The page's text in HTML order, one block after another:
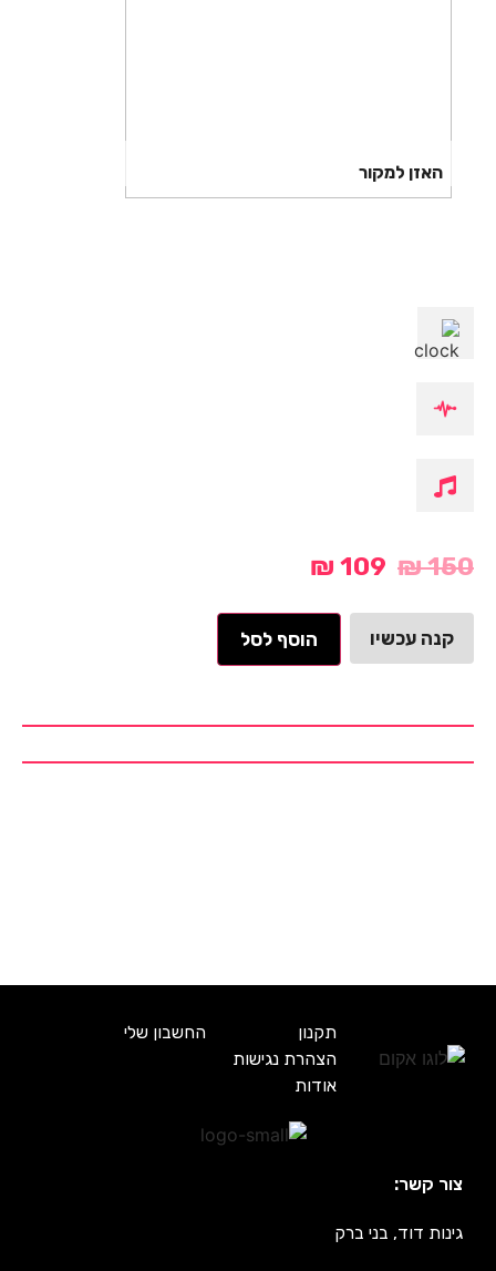
האזן למקור
₪150
₪ 109
קנה עכשיו הוסף לסל
תקנון
החשבון שלי
הצהרת נגישות
אודות
צור קשר:
גינות דוד, בני ברק